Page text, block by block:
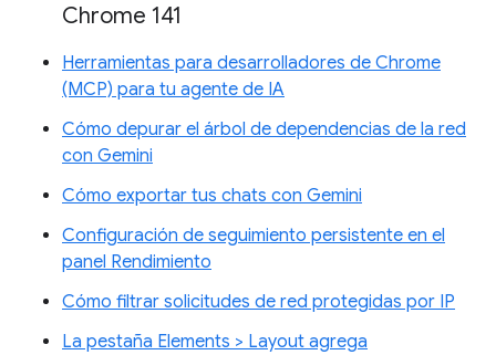
Chrome 141
Herramientas para desarrolladores de Chrome
(MCP) para tu agente de IA
Cómo depurar el árbol de dependencias de la red
con Gemini
Cómo exportar tus chats con Gemini
Configuración de seguimiento persistente en el
panel Rendimiento
Cómo filtrar solicitudes de red protegidas por IP
La pestaña Elements > Layout agrega